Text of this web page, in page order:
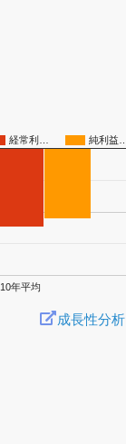
経常利… 純利益…
10年平均
成長性分析